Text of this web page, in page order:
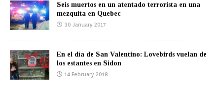
Seis muertos en un atentado terrorista en una
mezquita en Quebec
30 January 2017
En el día de San Valentino: Lovebirds vuelan de
los estantes en Sidon
14 February 2018